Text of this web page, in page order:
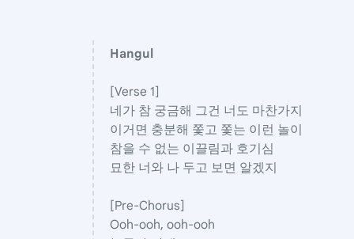
Hangul
[Verse 1]
네가 참 궁금해 그건 너도 마찬가지
이거면 충분해 쫓고 쫓는 이런 놀이
참을 수 없는 이끌림과 호기심
묘한 너와 나 두고 보면 알겠지
[Pre-Chorus]
Ooh-ooh, ooh-ooh